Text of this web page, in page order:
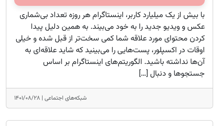
با بیش از یک میلیارد کاربر، اینستاگرام هر روزه تعداد بی‌‌شماری
عکس و ویدیو جدید را به خود می‌بیند. به همین دلیل پیدا
کردن محتوای مورد علاقه شما کمی سخت‌تر از قبل شده و خیلی
اوقات در اکسپلور، پست‌هایی را می‌بینید که شاید علاقه‌ای به
آن‌ها نداشته باشید. الگوریتم‌های اینستاگرام بر اساس
جستجو‌ها و دنبال […]
شبکه‌های اجتماعی | ۱۴۰۱/۰۸/۲۸